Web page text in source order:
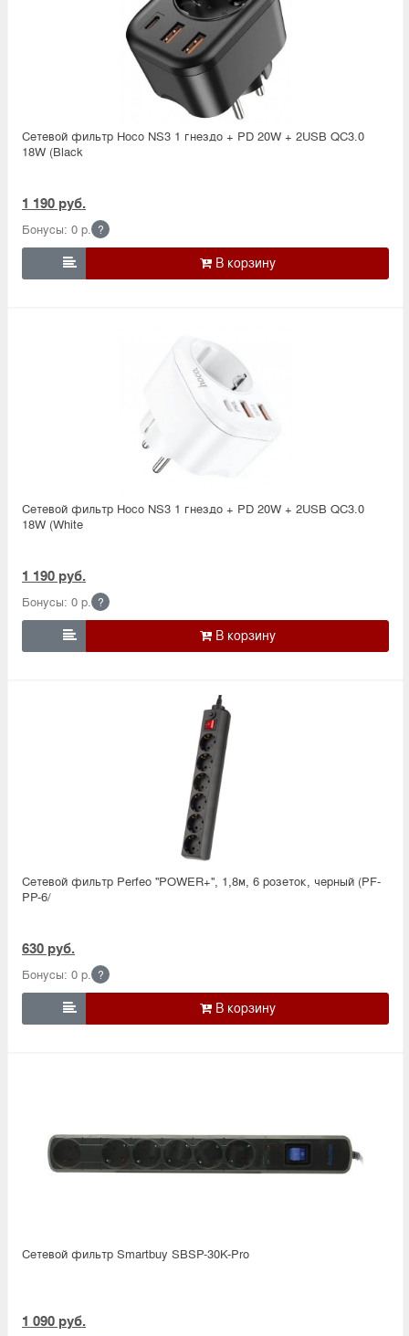
Сетевой фильтр Hoco NS3 1 гнездо + PD 20W + 2USB QC3.0
18W (Black
1 190 руб.
Бонусы: 0 р. ?

Сетевой фильтр Hoco NS3 1 гнездо + PD 20W + 2USB QC3.0
18W (White
1 190 руб.
Бонусы: 0 р. ?

Сетевой фильтр Perfeo ''POWER+'', 1,8м, 6 розеток, черный (PF-
PP-6/
630 руб.
Бонусы: 0 р. ?

Сетевой фильтр Smartbuy SBSP-30K-Pro
1 090 руб.